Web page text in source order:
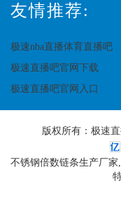
友情推荐:
极速nba直播体育直播吧
极速直播吧官网下载
极速直播吧官网入口
版权所有： 极速
不锈钢倍数链条生产厂